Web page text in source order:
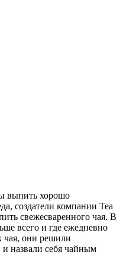
выпить хорошо
создатели компании Tea
свежесваренного чая. В
всего и где ежедневно
чая, они решили
назвали себя чайным